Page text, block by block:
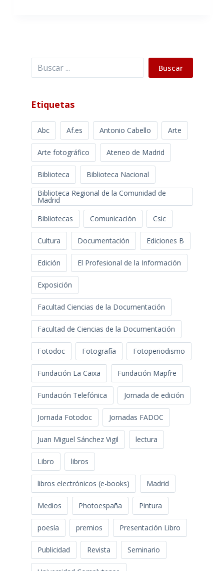
Buscar Buscar
Etiquetas
Abc Af.es Antonio Cabello Arte
Arte fotográfico Ateneo de Madrid
Biblioteca
Biblioteca Nacional
Biblioteca Regional de la Comunidad de
Madrid
Bibliotecas
Comunicación Csic
Cultura Documentación Ediciones B
Edición El Profesional de la Información
Exposición
Facultad Ciencias de la Documentación
Facultad de Ciencias de la Documentación
Fotodoc Fotografía Fotoperiodismo
Fundación La Caixa Fundación Mapfre
Fundación Telefónica Jornada de edición
Jornada Fotodoc Jornadas FADOC
Juan Miguel Sánchez Vigil lectura
Libro libros
libros electrónicos (e-books) Madrid
Medios Photoespaña Pintura
poesía premios Presentación Libro
Publicidad Revista Seminario